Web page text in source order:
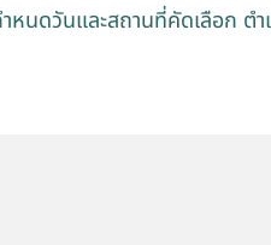
หนดวันและสถานที่คัดเลือก ต